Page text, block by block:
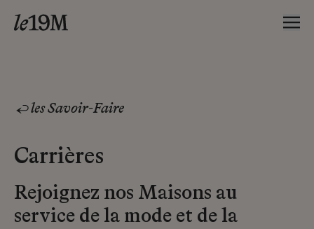
les Savoir-Faire
Carrières
Rejoignez nos Maisons au
service de la mode et de la